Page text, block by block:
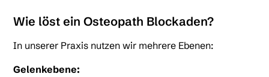
Wie löst ein Osteopath Blockaden?
In unserer Praxis nutzen wir mehrere Ebenen:
Gelenkebene: